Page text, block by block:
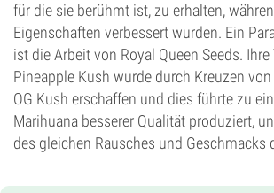
für die sie berühmt ist, zu erhalten,
Eigenschaften verbessert wurden. Ein
ist die Arbeit von Royal Queen Seeds.
Pineapple Kush wurde durch Kreuzen
OG Kush erschaffen und dies führte zu
Marihuana besserer Qualität produziert,
des gleichen Rausches und Geschmacks